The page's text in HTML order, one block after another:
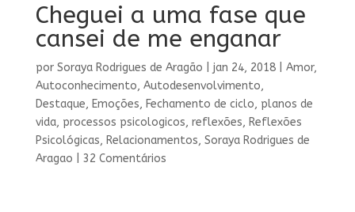
Cheguei a uma fase que
cansei de me enganar
por Soraya Rodrigues de Aragão jan 24, 2018| Amor,
Autoconhecimento, Autodesenvolvimento,
Destaque, Emoções, Fechamento de ciclo, planos de
vida, processos psicologicos, reflexões, Reflexões
Psicológicas, Relacionamentos, Soraya Rodrigues de
Aragao
32 Comentários